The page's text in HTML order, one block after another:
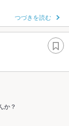
つづきを読む
か？